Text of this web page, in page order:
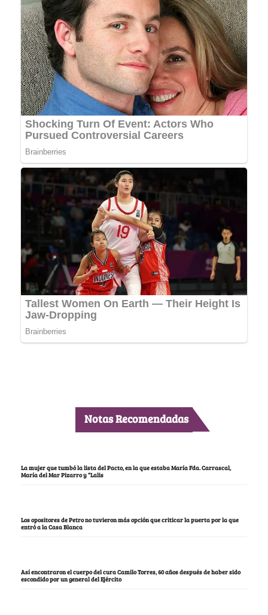
Notas Recomendadas
La mujer que tumbó la lista del Pacto, en la que estaba María Fda. Carrascal,
María del Mar Pizarro y “Lalis
Los opositores de Petro no tuvieron más opción que criticar la puerta por la que
entró a la Casa Blanca
Así encontraron el cuerpo del cura Camilo Torres, 60 años después de haber sido
escondido por un general del Ejército